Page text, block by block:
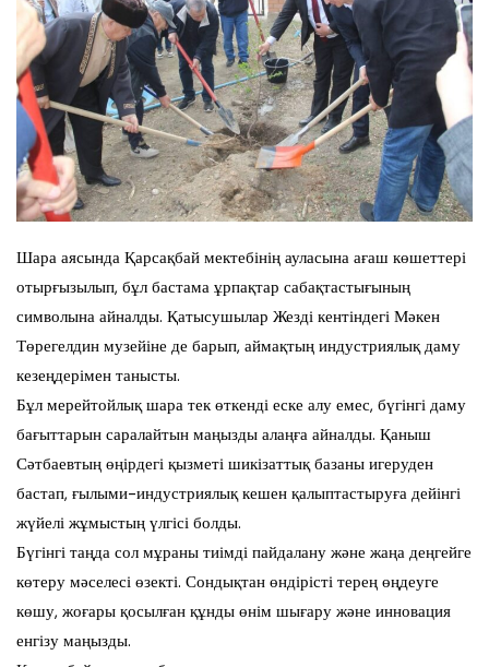
Шара аясында Қарсақбай мектебінің ауласына ағаш көшеттері
отырғызылып, бұл бастама ұрпақтар сабақтастығының
символына айналды. Қатысушылар Жезді кентіндегі Мәкен
Төрегелдин музейіне де барып, аймақтың индустриялық даму
кезеңдерімен танысты.
Бұл мерейтойлық шара тек өткенді еске алу емес, бүгінгі даму
бағыттарын саралайтын маңызды алаңға айналды. Қаныш
Сәтбаевтың өңірдегі қызметі шикізаттық базаны игеруден
бастап, ғылыми-индустриялық кешен қалыптастыруға дейінгі
жүйелі жұмыстың үлгісі болды.
Бүгінгі таңда сол мұраны тиімді пайдалану және жаңа деңгейге
көтеру мәселесі өзекті. Сондықтан өндірісті терең өңдеуге
көшу, жоғары қосылған құнды өнім шығару және инновация
енгізу маңызды.